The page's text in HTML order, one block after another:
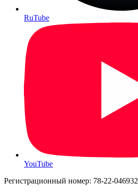
RuTube
YouTube
Регистрационный номер: 78-22-046932